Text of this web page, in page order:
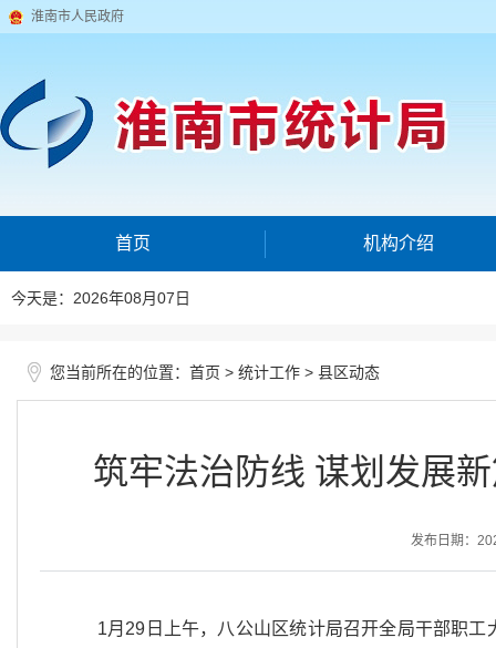
淮南市人民政府
首页 机构介绍
今天是：2026年08月07日
您当前所在的位置： 首页 > 统计工作 > 县区动态
筑牢法治防线 谋划发展
发布日期：
1月29日上午，八公山区统计局召开全局干部职